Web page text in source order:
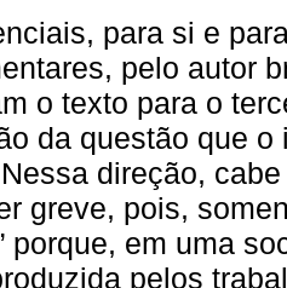
para si e
pelo autor
o texto para o
da questão que o
Nessa direção,
greve, pois,
porque, em uma
pelos